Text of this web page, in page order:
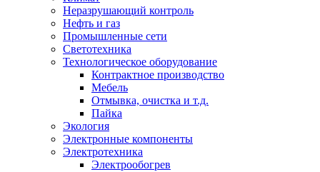
Неразрушающий контроль
Нефть и газ
Промышленные сети
Светотехника
Технологическое оборудование
Контрактное производство
Мебель
Отмывка, очистка и т.д.
Пайка
Экология
Электронные компоненты
Электротехника
Электрообогрев